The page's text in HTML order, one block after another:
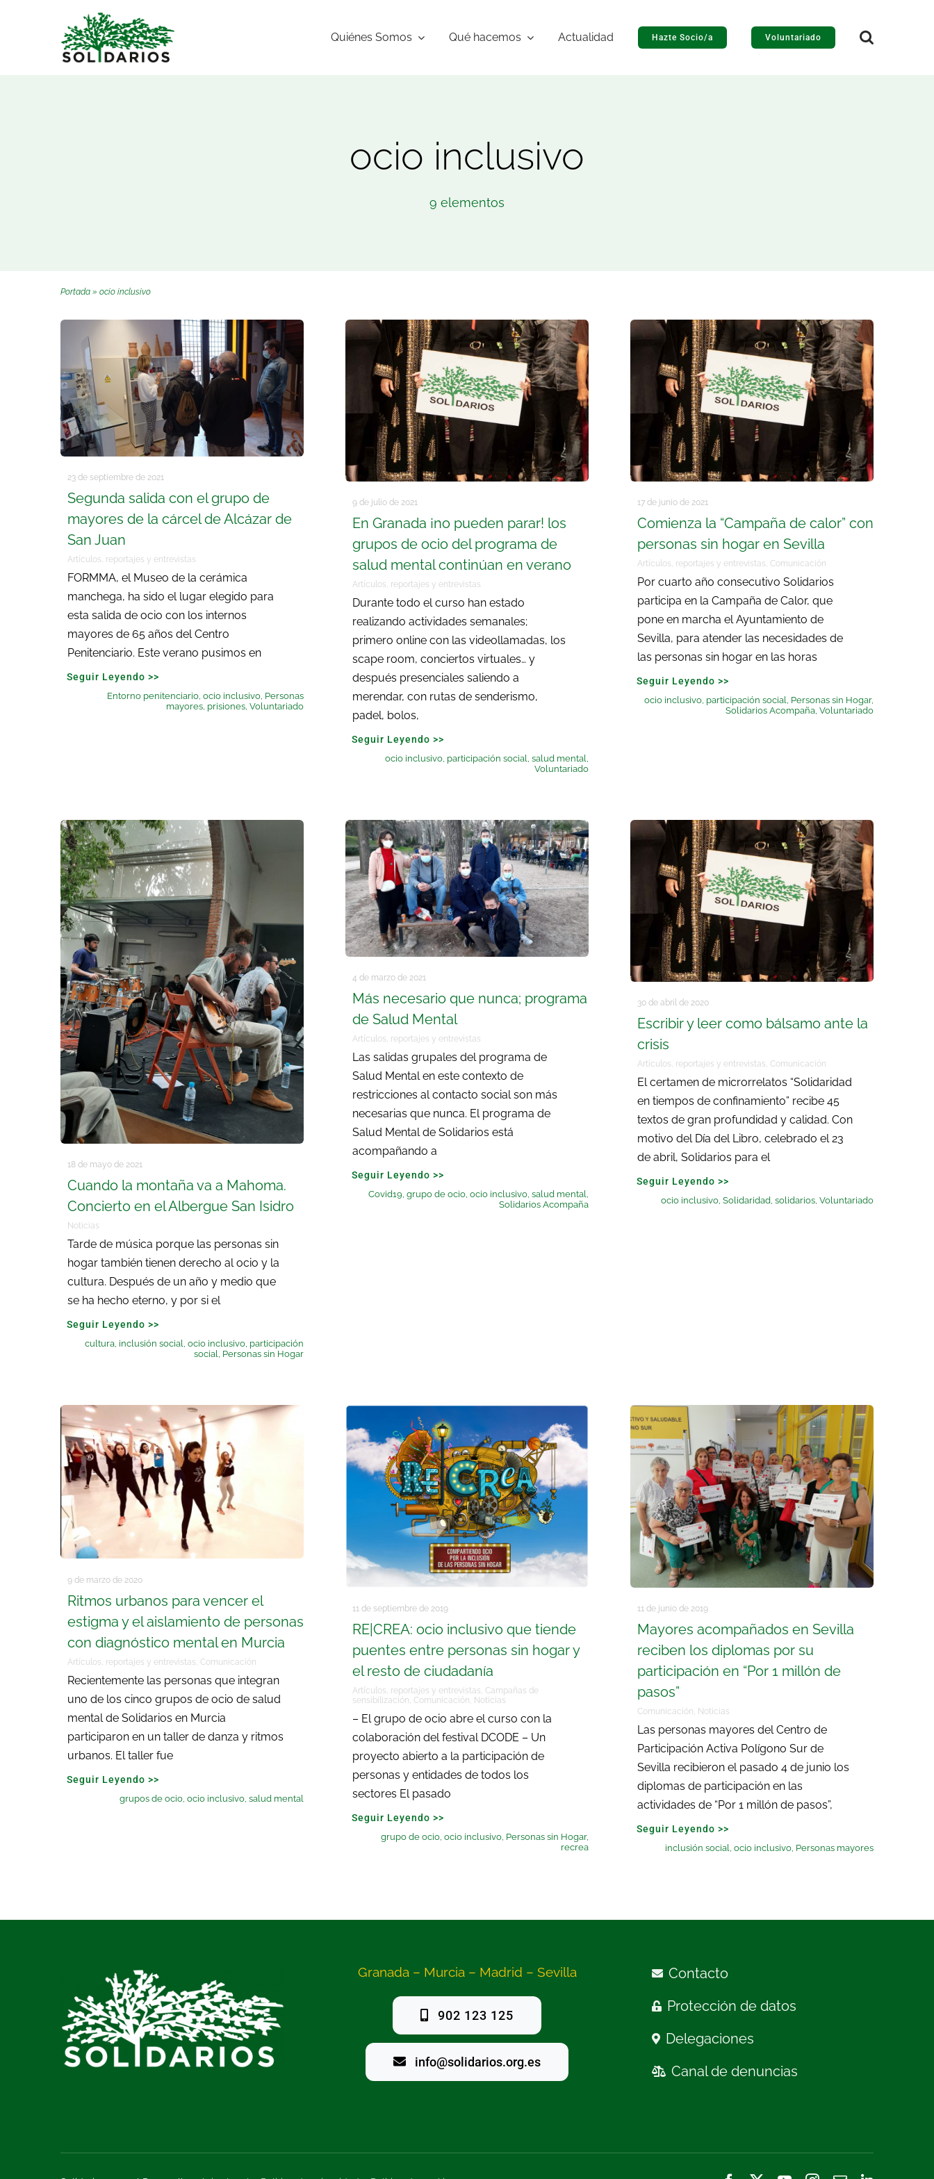
Quiénes Somos Qué hacemos Actualidad Hazte Socio/a Voluntariado
ocio inclusivo
9 elementos
Portada» ocio inclusivo
23 de septiembre de 2021
Segunda salida con el grupo de
mayores de la cárcel de Alcázar de
San Juan
Artículos, reportajes y entrevistas
FORMMA, el Museo de la cerámica
manchega, ha sido el lugar elegido para
esta salida de ocio con los internos
mayores de 65 años del Centro
Penitenciario. Este verano pusimos en
Seguir Leyendo >>
Entorno penitenciario, ocio inclusivo, Personas
mayores, prisiones, Voluntariado
9 de julio de 2021
En Granada ¡no pueden parar! los
grupos de ocio del programa de
salud mental continúan en verano
Artículos, reportajes y entrevistas
Durante todo el curso han estado
realizando actividades semanales;
primero online con las videollamadas, los
scape room, conciertos virtuales… y
después presenciales saliendo a
merendar, con rutas de senderismo,
padel, bolos,
Seguir Leyendo >>
ocio inclusivo, participación social, salud mental,
Voluntariado
17 de junio de 2021
Comienza la “Campaña de calor” con
personas sin hogar en Sevilla
Artículos, reportajes y entrevistas, Comunicación
Por cuarto año consecutivo Solidarios
participa en la Campaña de Calor, que
pone en marcha el Ayuntamiento de
Sevilla, para atender las necesidades de
las personas sin hogar en las horas
Seguir Leyendo >>
ocio inclusivo, participación social, Personas sin Hogar,
Solidarios Acompaña, Voluntariado
18 de mayo de 2021
Cuando la montaña va a Mahoma.
Concierto en el Albergue San Isidro
Noticias
Tarde de música porque las personas sin
hogar también tienen derecho al ocio y la
cultura. Después de un año y medio que
se ha hecho eterno, y por si el
Seguir Leyendo >>
cultura, inclusión social, ocio inclusivo, participación
social, Personas sin Hogar
4 de marzo de 2021
Más necesario que nunca; programa
de Salud Mental
Artículos, reportajes y entrevistas
Las salidas grupales del programa de
Salud Mental en este contexto de
restricciones al contacto social son más
necesarias que nunca. El programa de
Salud Mental de Solidarios está
acompañando a
Seguir Leyendo >>
Covid19 grupo de ocio, ocio inclusivo, salud mental
Solidarios Acompaña
30 de abril de 2020
Escribir y leer como bálsamo ante la
crisis
Artículos, reportajes y entrevistas, Comunicación
El certamen de microrrelatos “Solidaridad
en tiempos de confinamiento” recibe 45
textos de gran profundidad y calidad. Con
motivo del Día del Libro, celebrado el 23
de abril, Solidarios para el
Seguir Leyendo >>
ocio inclusivo, Solidaridad, solidarios, Voluntariado
9 de marzo de 2020
Ritmos urbanos para vencer el
estigma y el aislamiento de personas
con diagnóstico mental en Murcia
Artículos, reportajes y entrevistas, Comunicación
Recientemente las personas que integran
uno de los cinco grupos de ocio de salud
mental de Solidarios en Murcia
participaron en un taller de danza y ritmos
urbanos. El taller fue
Seguir Leyendo >>
grupos de ocio, ocio inclusivo, salud mental
11 de septiembre de 2019
RE|CREA: ocio inclusivo que tiende
puentes entre personas sin hogar y
el resto de ciudadanía
Artículos, reportajes y entrevistas, Campañas de
sensibilización, Comunicación, Noticias
– El grupo de ocio abre el curso con la
colaboración del festival DCODE – Un
proyecto abierto a la participación de
personas y entidades de todos los
sectores El pasado
Seguir Leyendo >>
grupo de ocio, ocio inclusivo, Personas sin Hogar,
recrea
11 de junio de 2019
Mayores acompañados en Sevilla
reciben los diplomas por su
participación en “Por 1 millón de
pasos”
Comunicación, Noticias
Las personas mayores del Centro de
Participación Activa Polígono Sur de
Sevilla recibieron el pasado 4 de junio los
diplomas de participación en las
actividades de “Por 1 millón de pasos”,
Seguir Leyendo >>
inclusión social ocio inclusivo Personas mayores
Granada – Murcia – Madrid – Sevilla
902 123 125
info@solidarios.org.es
Contacto
Protección de datos
Delegaciones
Canal de denuncias